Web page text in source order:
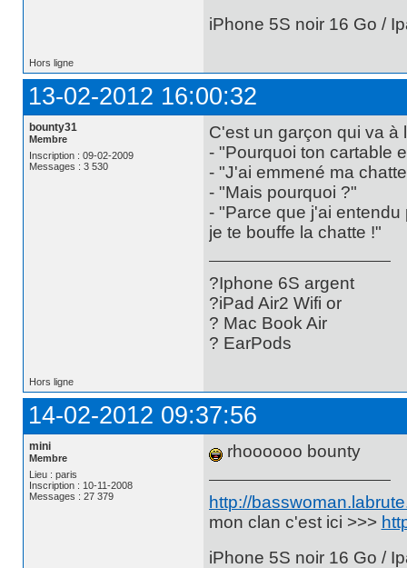
iPhone 5S noir 16 Go /
Hors ligne
13-02-2012 16:00:32
bounty31
Membre
Inscription : 09-02-2009
Messages : 3 530
C'est un garçon qui va à
- "Pourquoi ton cartable
- "J'ai emmené ma
- "Mais pourquoi ?"
- "Parce que j'ai
je te bouffe la chatte !"
?Iphone 6S argent
?iPad Air2 Wifi or
? Mac Book Air
? EarPods
Hors ligne
14-02-2012 09:37:56
mini
Membre
Lieu : paris
Inscription : 10-11-2008
Messages : 27 379
rhoooooo bounty
http://
mon clan c'est ici >>>
iPhone 5S noir 16 Go /